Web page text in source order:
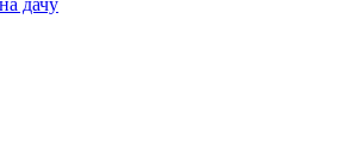
дачу